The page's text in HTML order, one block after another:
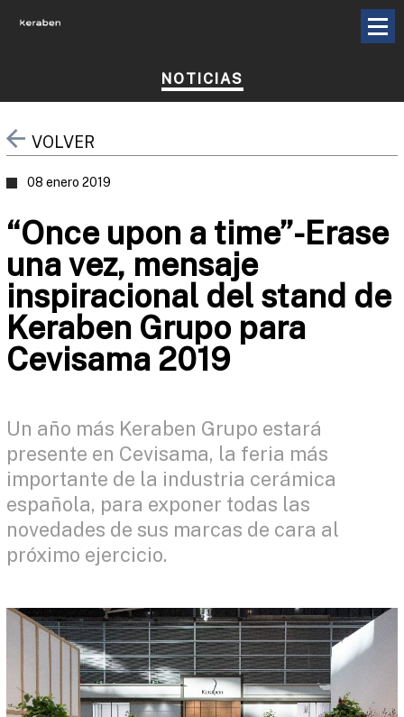
NOTICIAS
VOLVER
08 enero 2019
“Once upon a time”-Erase
una vez, mensaje
inspiracional del stand de
Keraben Grupo para
Cevisama 2019
Un año más Keraben Grupo estará
presente en Cevisama, la feria más
importante de la industria cerámica
española, para exponer todas las
novedades de sus marcas de cara al
próximo ejercicio.